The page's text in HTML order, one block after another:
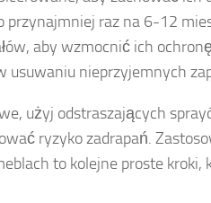
przynajmniej raz na 6-12
aby wzmocnić ich
usuwaniu nieprzyjemnych
użyj odstraszających
ryzyko zadrapań.
to kolejne proste